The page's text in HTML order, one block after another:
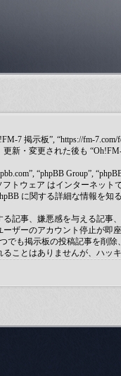
7 掲示板”, “https://fm-
新・変更された後も
“phpBB Group”,
トウェア はインターネッ
に関する詳細な情報を知
記事、嫌悪感を与える記
ザーのアカウント停止が
でも掲示板の投稿記事を削
ことはありませんが、ハッ